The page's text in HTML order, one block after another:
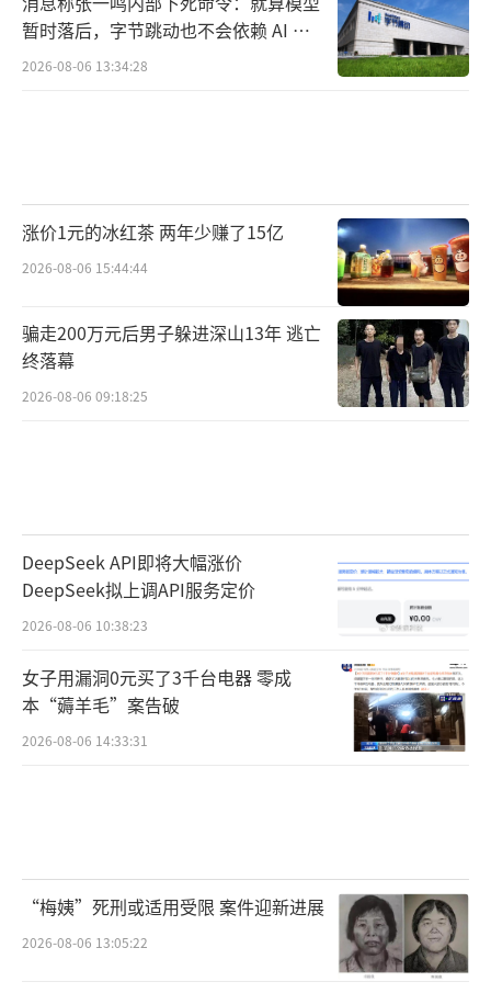
暂时落后，字节跳动也不会依赖 AI 蒸
馏技术
2026-08-06 13:34:28
涨价1元的冰红茶 两年少赚了15亿
2026-08-06 15:44:44
骗走200万元后男子躲进深山13年 逃亡
终落幕
2026-08-06 09:18:25
DeepSeek API即将大幅涨价
DeepSeek拟上调API服务定价
2026-08-06 10:38:23
女子用漏洞0元买了3千台电器 零成
本“薅羊毛”案告破
2026-08-06 14:33:31
“梅姨”死刑或适用受限 案件迎新进展
2026-08-06 13:05:22